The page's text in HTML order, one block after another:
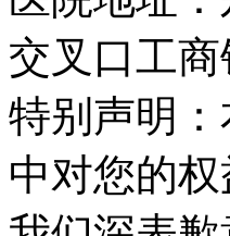
交叉口工商
特别声明
中对您的权